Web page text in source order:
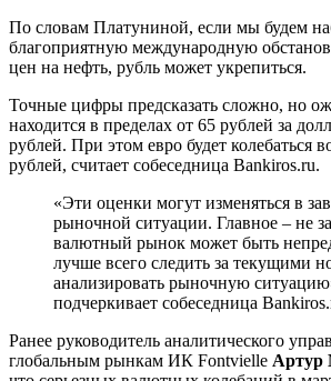
По словам Платуниной, если мы будем
благоприятную международную
цен на нефть, рубль может укрепиться.
Точные цифры предсказать сложно, но
находится в пределах от 65 рублей за
рублей. При этом евро будет колебаться
рублей, считает собеседница Bankiros.ru.
«Эти оценки могут изменяться в
рыночной ситуации. Главное – не
валютный рынок может быть
лучше всего следить за текущими
анализировать рыночную
подчеркивает собеседница
Ранее руководитель аналитического
глобальным рынкам ИК Fontvielle Артур